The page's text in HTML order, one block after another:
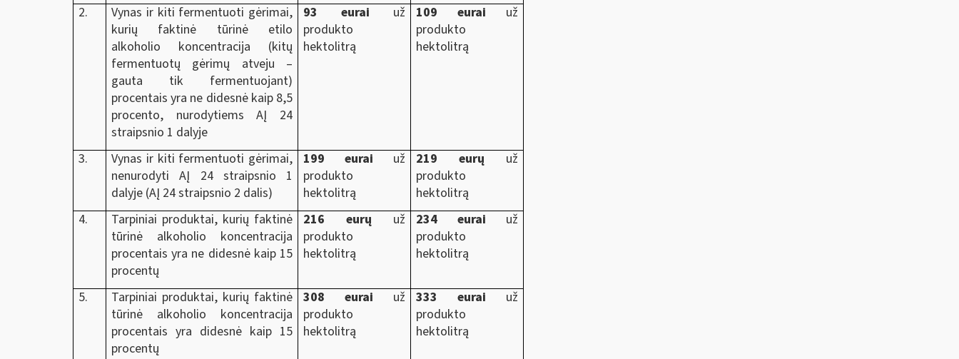
2.
Vynas ir kiti fermentuoti gėrimai,
kurių faktinė tūrinė etilo
alkoholio koncentracija (kitų
fermentuotų gėrimų atveju –
gauta tik fermentuojant)
procentais yra ne didesnė kaip 8,5
procento, nurodytiems AĮ 24
straipsnio 1 dalyje
93 eurai už
produkto
hektolitrą
109 eurai už
produkto
hektolitrą
3.
Vynas ir kiti fermentuoti gėrimai,
nenurodyti AĮ 24 straipsnio 1
dalyje (AĮ 24 straipsnio 2 dalis)
199 eurai už
produkto
hektolitrą
219 eurų už
produkto
hektolitrą
4.
Tarpiniai produktai, kurių faktinė
tūrinė alkoholio koncentracija
procentais yra ne didesnė kaip 15
procentų
216 eurų už
produkto
hektolitrą
234 eurai už
produkto
hektolitrą
5.
Tarpiniai produktai, kurių faktinė
tūrinė alkoholio koncentracija
procentais yra didesnė kaip 15
procentų
308 eurai už
produkto
hektolitrą
333 eurai už
produkto
hektolitrą